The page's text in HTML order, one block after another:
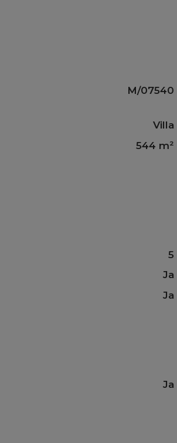
M/07540
Villa
544 m²
5
Ja
Ja
Ja